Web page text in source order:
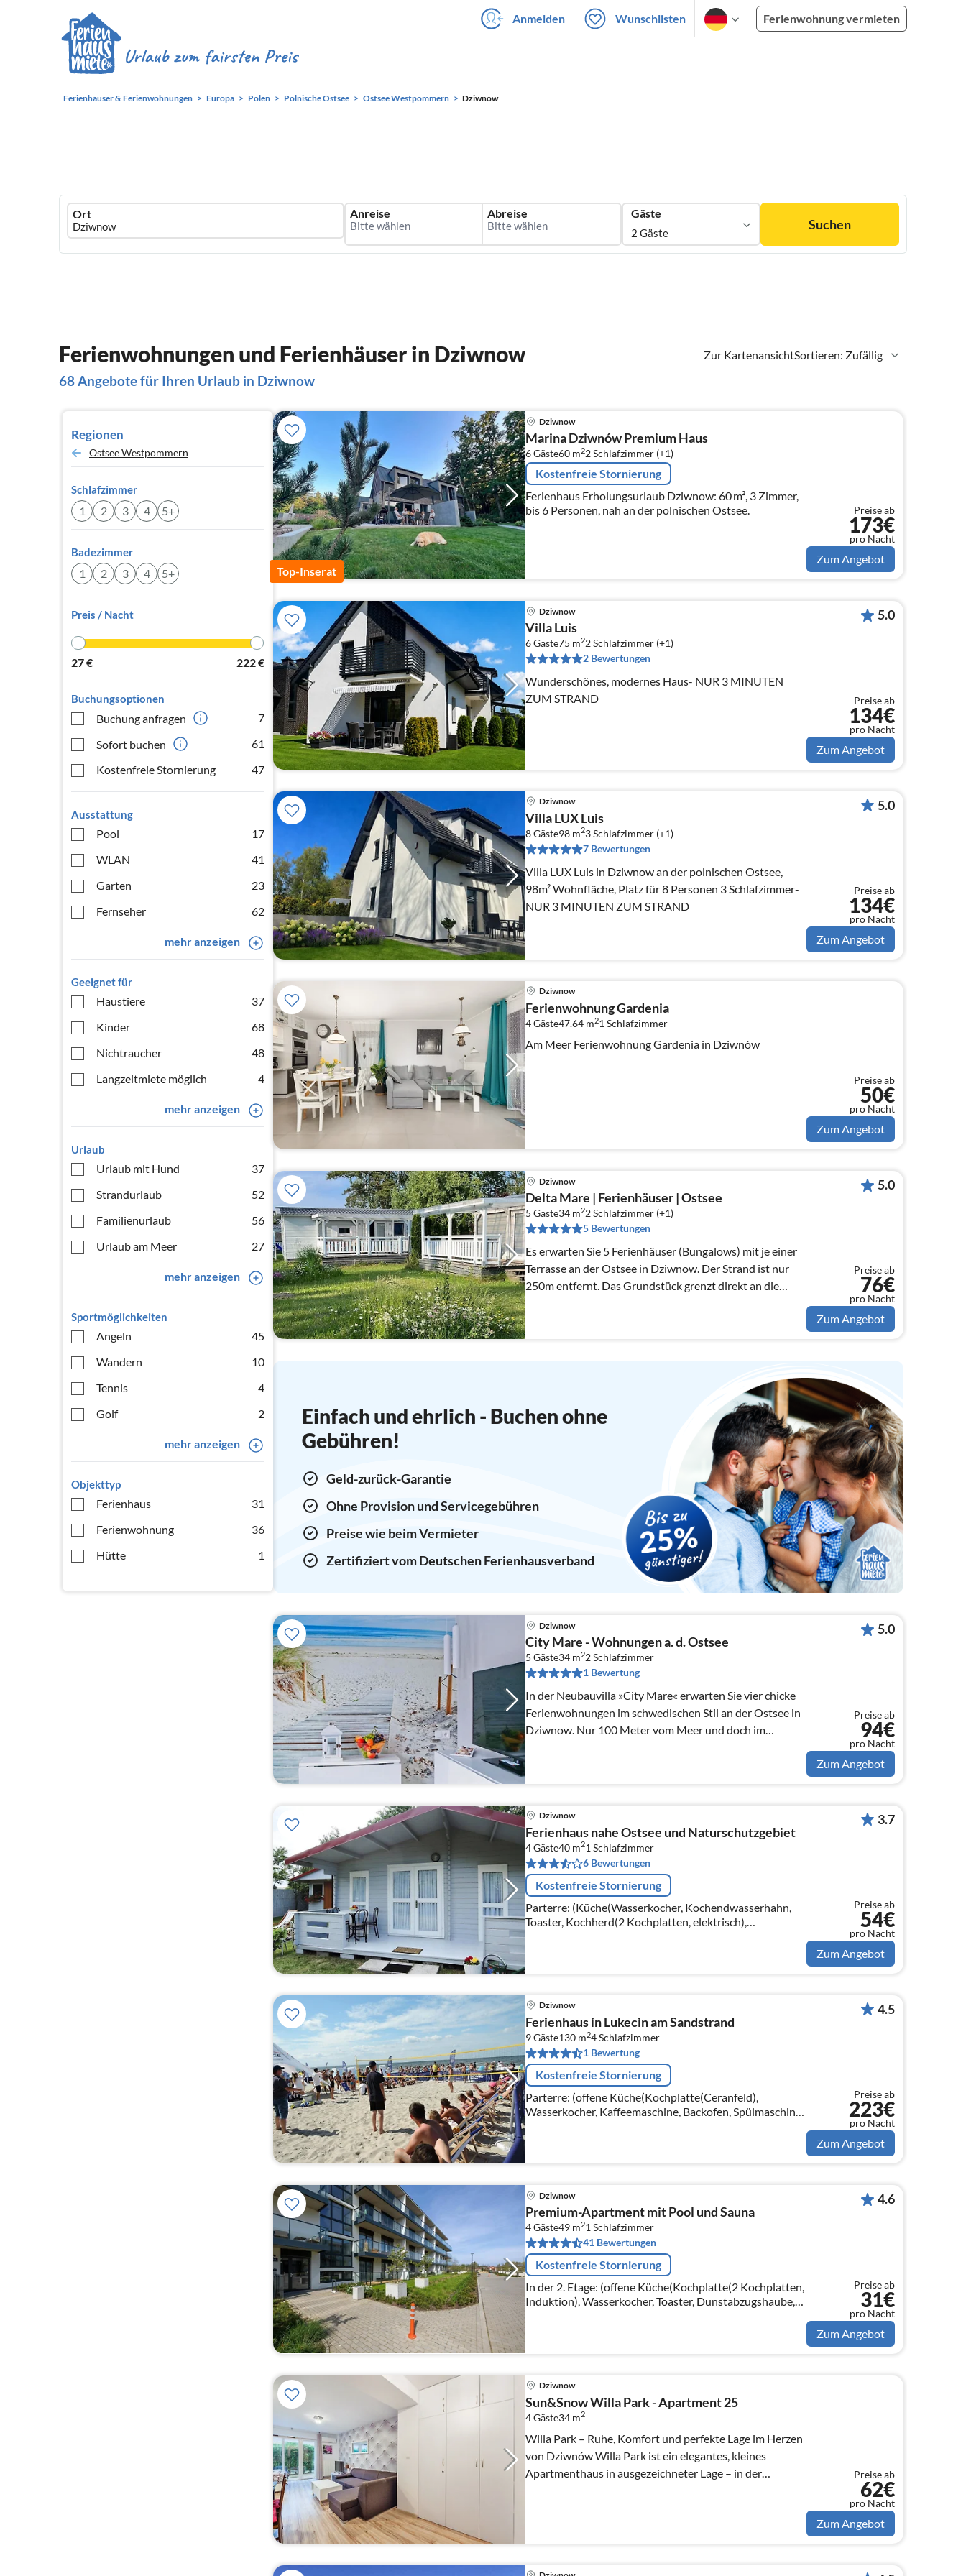
Anmelden Wunschlisten Ferienwohnung vermieten
Ferienhäuser & Ferienwohnungen Europa Polen Polnische Ostsee Ostsee Westpommern Dziwnow
Ferienhausmiete
logo
Ort Anreise Abreise Gäste
2 Gäste
Suchen
Zur KartenansichtSortieren: Zufällig
Ferienwohnungen und Ferienhäuser in Dziwnow
68 Angebote für Ihren Urlaub in Dziwnow
Regionen
Ostsee Westpommern
Schlafzimmer
1 2 3 4 5+
Badezimmer
1 2 3 4 5+
Preis / Nacht
27€ 222€
Buchungsoptionen
Buchung anfragen
7
Sofort buchen
61
Kostenfreie Stornierung
47
Ausstattung
Pool
17
WLAN
41
Garten
23
Fernseher
62
mehr anzeigen
Geeignet für
Haustiere
37
Kinder
68
Nichtraucher
48
Langzeitmiete möglich
4
mehr anzeigen
Urlaub
Urlaub mit Hund
37
Strandurlaub
52
Familienurlaub
56
Urlaub am Meer
27
mehr anzeigen
Sportmöglichkeiten
Angeln
45
Wandern
10
Tennis
4
Golf
2
mehr anzeigen
Objekttyp
Ferienhaus
31
Ferienwohnung
36
Hütte
1
Top-Inserat
Dziwnow
Marina Dziwnów Premium Haus
6 Gäste60 m22Schlafzimmer (+1)
Kostenfreie Stornierung
Ferienhaus Erholungsurlaub Dziwnow: 60 m², 3 Zimmer,
bis 6 Personen, nah an der polnischen Ostsee.
Preise ab
173€
pro Nacht
Zum Angebot
Dziwnow
Villa Luis
6 Gäste75 m22Schlafzimmer (+1)
2 Bewertungen
Wunderschönes, modernes Haus- NUR 3 MINUTEN
ZUM STRAND
5.0
Preise ab
134€
pro Nacht
Zum Angebot
Dziwnow
Villa LUX Luis
8 Gäste98 m23Schlafzimmer (+1)
7 Bewertungen
Villa LUX Luis in Dziwnow an der polnischen Ostsee,
98m² Wohnfläche, Platz für 8 Personen 3 Schlafzimmer-
NUR 3 MINUTEN ZUM STRAND
5.0
Preise ab
134€
pro Nacht
Zum Angebot
Dziwnow
Ferienwohnung Gardenia
4 Gäste47.64 m21 Schlafzimmer
Am Meer Ferienwohnung Gardenia in Dziwnów
Preise ab
50€
pro Nacht
Zum Angebot
Dziwnow
Delta Mare | Ferienhäuser | Ostsee
5 Gäste34 m22Schlafzimmer (+1)
5 Bewertungen
Es erwarten Sie 5 Ferienhäuser (Bungalows) mit je einer
Terrasse an der Ostsee in Dziwnow. Der Strand ist nur
250m entfernt. Das Grundstück grenzt direkt an die
Dziwna.
5.0
Preise ab
76€
pro Nacht
Zum Angebot
Einfach und ehrlich - Buchen ohne
Gebühren!
Geld-zurück-Garantie
Ohne Provision und Servicegebühren
Preise wie beim Vermieter
Zertifiziert vom Deutschen Ferienhausverband
Dziwnow
City Mare - Wohnungen a. d. Ostsee
5 Gäste34 m22Schlafzimmer
1 Bewertung
In der Neubauvilla »City Mare« erwarten Sie vier chicke
Ferienwohnungen im schwedischen Stil an der Ostsee in
Dziwnow. Nur 100 Meter vom Meer und doch im
Zentrum der Stadt gelegen.
5.0
Preise ab
94€
pro Nacht
Zum Angebot
Dziwnow
Ferienhaus nahe Ostsee und Naturschutzgebiet
4 Gäste40 m21 Schlafzimmer
6 Bewertungen
Kostenfreie Stornierung
Parterre: (Küche(Wasserkocher, Kochendwasserhahn,
Toaster, Kochherd(2 Kochplatten, elektrisch),
Kaffeemaschine, Espressomaschine,
Kühl-/Gefrierkombination)
3.7
Preise ab
54€
pro Nacht
Zum Angebot
Dziwnow
Ferienhaus in Lukecin am Sandstrand
9 Gäste130 m24Schlafzimmer
1 Bewertung
Kostenfreie Stornierung
Parterre: (offene Küche(Kochplatte(Ceranfeld),
Wasserkocher, Kaffeemaschine, Backofen, Spülmaschine,
Kühl-/Gefrierkombination)
4.5
Preise ab
223€
pro Nacht
Zum Angebot
Dziwnow
Premium-Apartment mit Pool und Sauna
4 Gäste49 m21 Schlafzimmer
41 Bewertungen
Kostenfreie Stornierung
In der 2. Etage: (offene Küche(Kochplatte(2 Kochplatten,
Induktion), Wasserkocher, Toaster, Dunstabzugshaube,
4.6
Preise ab
31€
pro Nacht
Zum Angebot
Dziwnow
Sun&Snow Willa Park - Apartment 25
4 Gäste34 m2
Willa Park – Ruhe, Komfort und perfekte Lage im Herzen
von Dziwnów Willa Park ist ein elegantes, kleines
Apartmenthaus in ausgezeichneter Lage – in der
Preise ab
62€
pro Nacht
Zum Angebot